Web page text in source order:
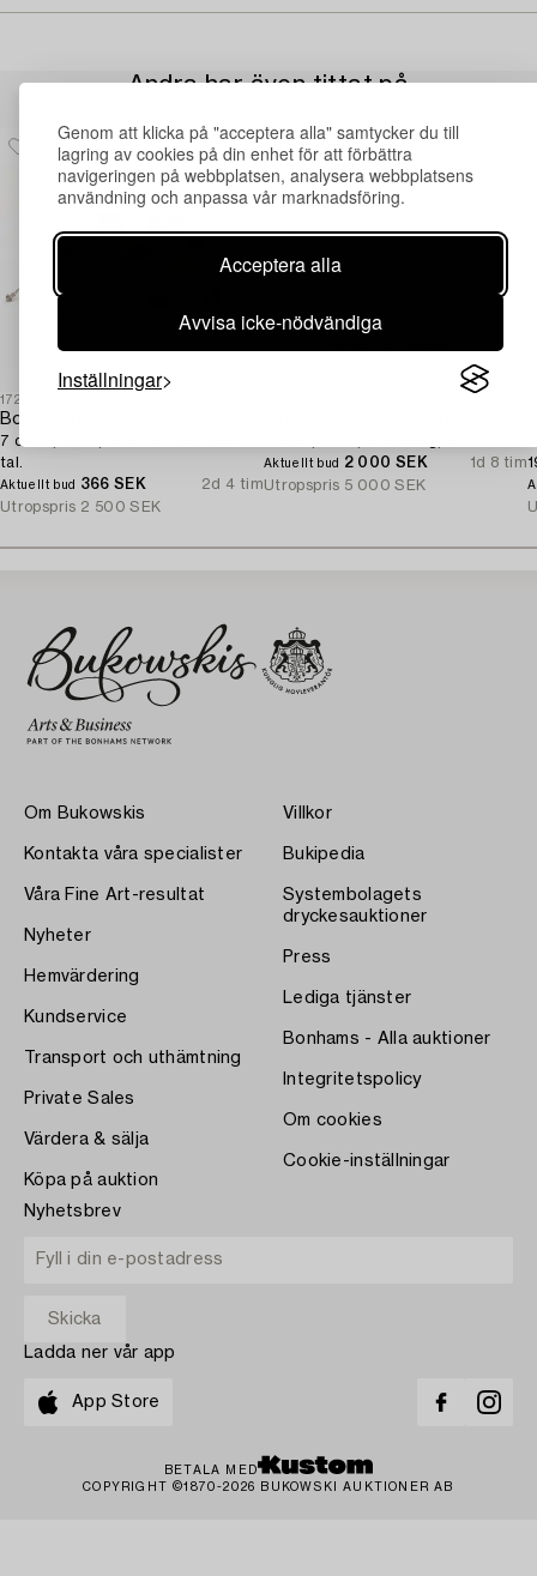
Genom att klicka på "acceptera alla" samtycker du till
lagring av cookies på din enhet för att förbättra
navigeringen på webbplatsen, analysera webbplatsens
användning och anpassa vår marknadsföring.
Acceptera alla
Avvisa icke-nödvändiga
Inställningar
Andra har även tittat på
1724496
Bordstillbehör,
7 delar, silver, bl a Danmark 1880-
tal.
Aktuellt bud 366 SEK
2d 4 tim
Utropspris 2 500 SEK
Aktuellt bud 2 000 SEK
1d 8 tim
Utropspris 5 000 SEK
Om Bukowskis
Kontakta våra specialister
Våra Fine Art-resultat
Nyheter
Hemvärdering
Kundservice
Transport och uthämtning
Private Sales
Värdera & sälja
Köpa på auktion
Villkor
Bukipedia
Systembolagets
dryckesauktioner
Press
Lediga tjänster
Bonhams - Alla auktioner
Integritetspolicy
Om cookies
Cookie-inställningar
Nyhetsbrev
Ladda ner vår app
App Store
BETALA MED
COPYRIGHT ©1870-2026 BUKOWSKI AUKTIONER AB